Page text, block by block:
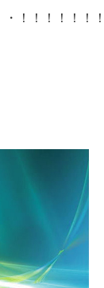
！！！！！！！